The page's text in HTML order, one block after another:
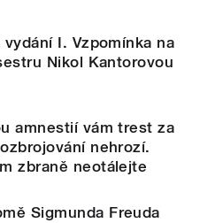
vydání I. Vzpomínka na
Nikol Kantorovou
amnestií vám trest za
nehrozí.
zbraně neotálejte
Sigmunda Freuda